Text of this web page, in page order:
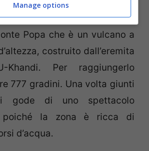
Taungkalat, nel Myanmar.
Popa che è un vulcano a
costruito dall’eremita
Khandi. Per raggiungerlo
777 gradini. Una volta giunti
gode di uno spettacolo
poiché la zona è ricca di
d’acqua.
Manage options